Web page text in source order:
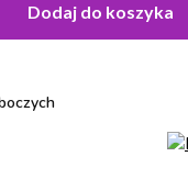
Dodaj do koszyka